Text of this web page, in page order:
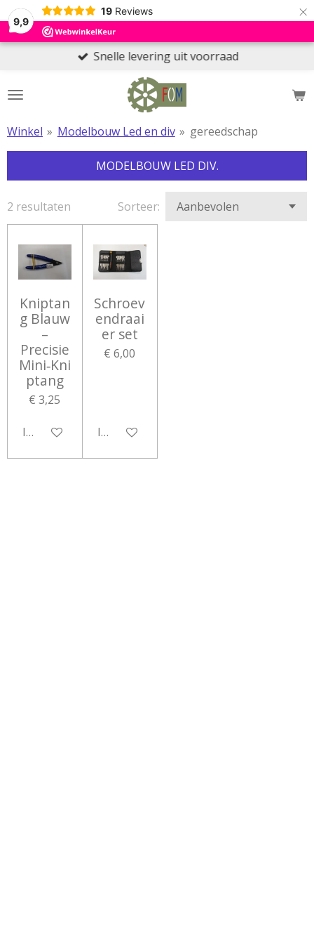
9,9
19 Reviews ×
Snelle levering uit voorraad
Winkel » Modelbouw Led en div » gereedschap
MODELBOUW LED DIV.
2 resultaten Sorteer:
Kniptan
g Blauw
–
Precisie
Mini‑Kni
ptang
€ 3,25
In winkelwagen
Schroev
endraai
er set
€ 6,00
In winkelwagen